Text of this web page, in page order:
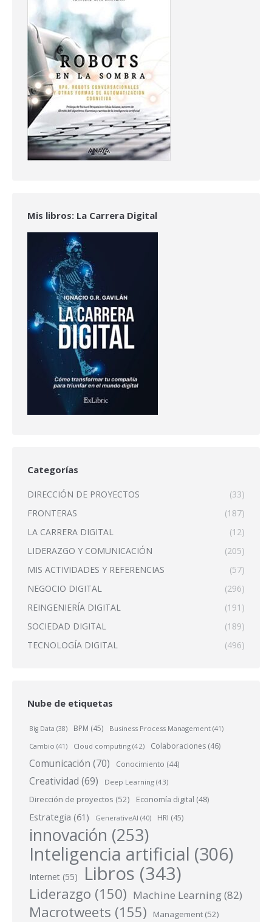
Mis libros: La Carrera Digital
Categorías
DIRECCIÓN DE PROYECTOS
(33)
FRONTERAS
(187)
LA CARRERA DIGITAL
(12)
LIDERAZGO Y COMUNICACIÓN
(205)
MIS ACTIVIDADES Y REFERENCIAS
(57)
NEGOCIO DIGITAL
(296)
REINGENIERÍA DIGITAL
(191)
SOCIEDAD DIGITAL
(189)
TECNOLOGÍA DIGITAL
(496)
Nube de etiquetas
Big Data (38) BPM (45) Business Process Management (41)
Cambio (41) Cloud computing (42) Colaboraciones (46)
Comunicación (70) Conocimiento (44)
Creatividad (69) Deep Learning (43)
Dirección de proyectos (52) Economía digital (48)
Estrategia (61) GenerativeAI (40) HRI (45)
innovación (253)
Inteligencia artificial (306)
Internet (55) Libros (343)
Liderazgo (150) Machine Learning(82)
Macrotweets (155) Management (52)